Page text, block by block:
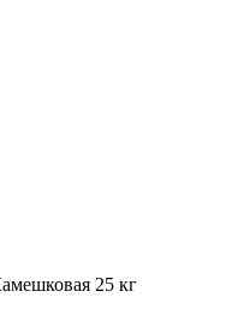
25 кг